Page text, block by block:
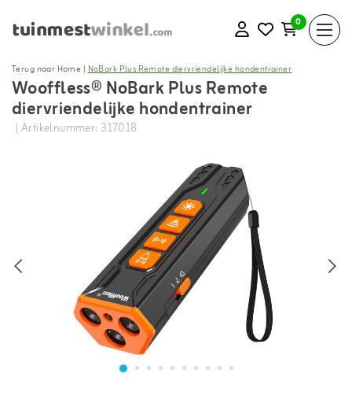
0
Terug naar Home |NoBark Plus Remote diervriendelijke hondentrainer
Wooffless® NoBark Plus Remote
diervriendelijke hondentrainer
| Artikelnummer: 317018